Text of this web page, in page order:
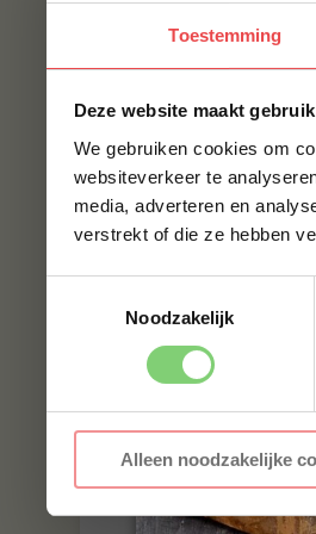
Toestemming
Deze website maakt
We gebruiken cookies om
websiteverkeer te
media, adverteren en
verstrekt of die ze hebben
Noodzakelijk
Alleen noodzakelijke
BevatSUIKER.
Advies
Wrijf het vlees of
intrekken. De
suikers mooi
of varkenshaas
Varken–
De Exotic Rub
kruidigheid